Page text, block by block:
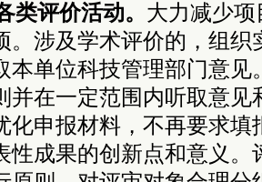
类评价活动。 大力减少
。涉及学术评价的，组织
本单位科技管理部门意见
并在一定范围内听取意见
化申报材料，不再要求填
性成果的创新点和意义。